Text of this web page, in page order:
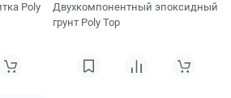
Poly
Двухкомпонентный эпоксидный
грунт Poly Top